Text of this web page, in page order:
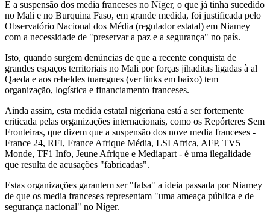
E a suspensão dos media franceses no Níger, o que já tinha sucedido
no Mali e no Burquina Faso, em grande medida, foi justificada pelo
Observatório Nacional dos Média (regulador estatal) em Niamey
com a necessidade de "preservar a paz e a segurança" no país.
Isto, quando surgem denúncias de que a recente conquista de
grandes espaços territoriais no Mali por forças jihaditas ligadas à al
Qaeda e aos rebeldes tuaregues (ver links em baixo) tem
organização, logística e financiamento franceses.
Ainda assim, esta medida estatal nigeriana está a ser fortemente
criticada pelas organizações internacionais, como os Repórteres Sem
Fronteiras, que dizem que a suspensão dos nove media franceses -
France 24, RFI, France Afrique Média, LSI Africa, AFP, TV5
Monde, TF1 Info, Jeune Afrique e Mediapart - é uma ilegalidade
que resulta de acusações "fabricadas".
Estas organizações garantem ser "falsa" a ideia passada por Niamey
de que os media franceses representam "uma ameaça pública e de
segurança nacional" no Níger.